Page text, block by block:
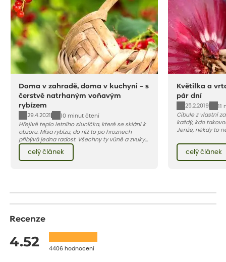
Doma v zahradě, doma v kuchyni – s
čerstvě natrhaným voňavým
rybízem
29.4.2021
10 minut čtení
Hřejivé teplo letního sluníčka, které se sklání k
obzoru. Mísa rybízu, do níž to po hroznech
přibývá jedna radost. Všechny ty vůně a zvuky
červencové zahrady. Sklizeň rybízu do kuchyně
vnese neuvěřitelný klid a radost. A taky trochu
bezstarostnosti dětství při mlsání babiččina
celý článek
Květilka a
pár dní
25.2.2019
11
Cibule z vlastní
každý, kdo
Jenže, někdy to
napadají larvy
květilky cibulové
celý článek
Recenze
4.52 4406 hodnocení